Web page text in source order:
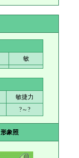
敏
敏捷力
?～?
形象照